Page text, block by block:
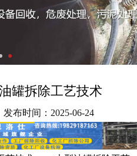
罐拆除工艺技术
发布时间：2025-06-24